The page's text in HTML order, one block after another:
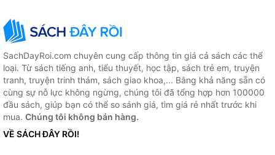
SachDayRoi.com chuyên cung cấp thông tin giá cả sách các thể
loại. Từ sách tiếng anh, tiểu thuyết, học tập, sách trẻ em, truyện
tranh, truyện trinh thám, sách giao khoa,... Bằng khả năng sẵn có
cùng sự nỗ lực không ngừng, chúng tôi đã tổng hợp hơn 100000
đầu sách, giúp bạn có thể so sánh giá, tìm giá rẻ nhất trước khi
mua. Chúng tôi không bán hàng.
VỀ SÁCH ĐÂY RỒI!